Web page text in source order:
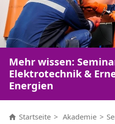
Mehr wissen:
Elektrotechnik &
Energien
Startseite Akademie